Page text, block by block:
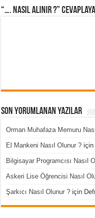
“…. Nasıl Alınır ?”
Son Yorumlanan Yazılar
Orman Muhafaza Memuru
El Mankeni Nasıl Olunur ? için
Bilgisayar Programcısı Nasıl
Askeri Lise Öğrencisi Nasıl
Şarkıcı Nasıl Olunur ? için